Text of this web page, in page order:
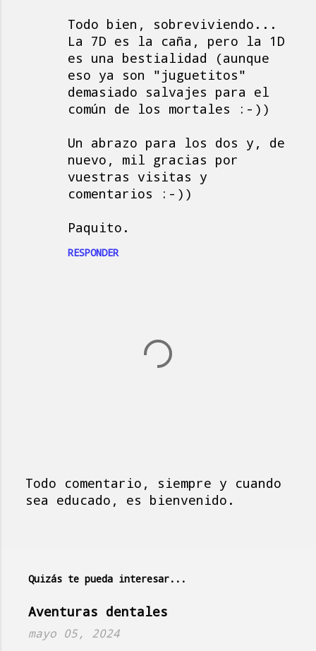
Todo bien, sobreviviendo...
La 7D es la caña, pero la 1D
es una bestialidad (aunque
eso ya son "juguetitos"
demasiado salvajes para el
común de los mortales :-))
Un abrazo para los dos y, de
nuevo, mil gracias por
vuestras visitas y
comentarios :-))
Paquito.
RESPONDER
P
c
r
u
Todo comentario, siempre y cuando
sea educado, es bienvenido.
Quizás te pueda interesar...
Aventuras dentales
mayo 05, 2024